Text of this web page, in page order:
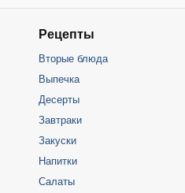
Рецепты
Вторые блюда
Выпечка
Десерты
Завтраки
Закуски
Напитки
Салаты